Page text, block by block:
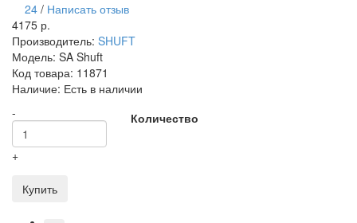
24 / Написать отзыв
4175 р.
Производитель: SHUFT
Модель: SA Shuft
Код товара: 11871
Наличие: Есть в наличии
Количество
-
+
Купить